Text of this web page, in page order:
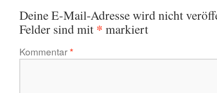
Deine E-Mail-Adresse wird nicht
Felder sind mit * markiert
Kommentar*